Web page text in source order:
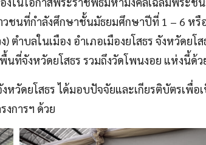
วชนที่กำลังศึกษาชั้นมัธยมศึกษาปีที่ 1 – 6
ำบลในเมือง อำเภอเมืองยโสธร จังหวัดย
ที่จังหวัดยโสธร รวมถึงวัดโพนงอย แห่งนี้ด้ว
หวัดยโสธร ได้มอบปัจจัยและเกียรติบัตรเพื่
การฯ ด้วย